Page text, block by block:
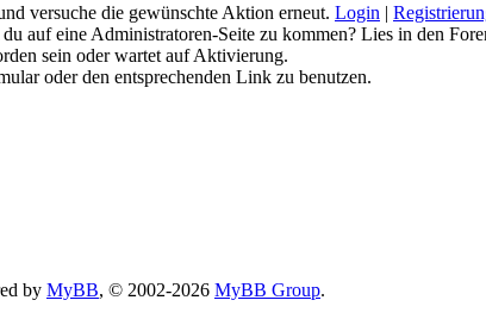
versuche die gewünschte Aktion erneut. Login |
auf eine Administratoren-Seite zu kommen? Lies in den
sein oder wartet auf Aktivierung.
oder den entsprechenden Link zu benutzen.
by MyBB, © 2002-2026 MyBB Group.